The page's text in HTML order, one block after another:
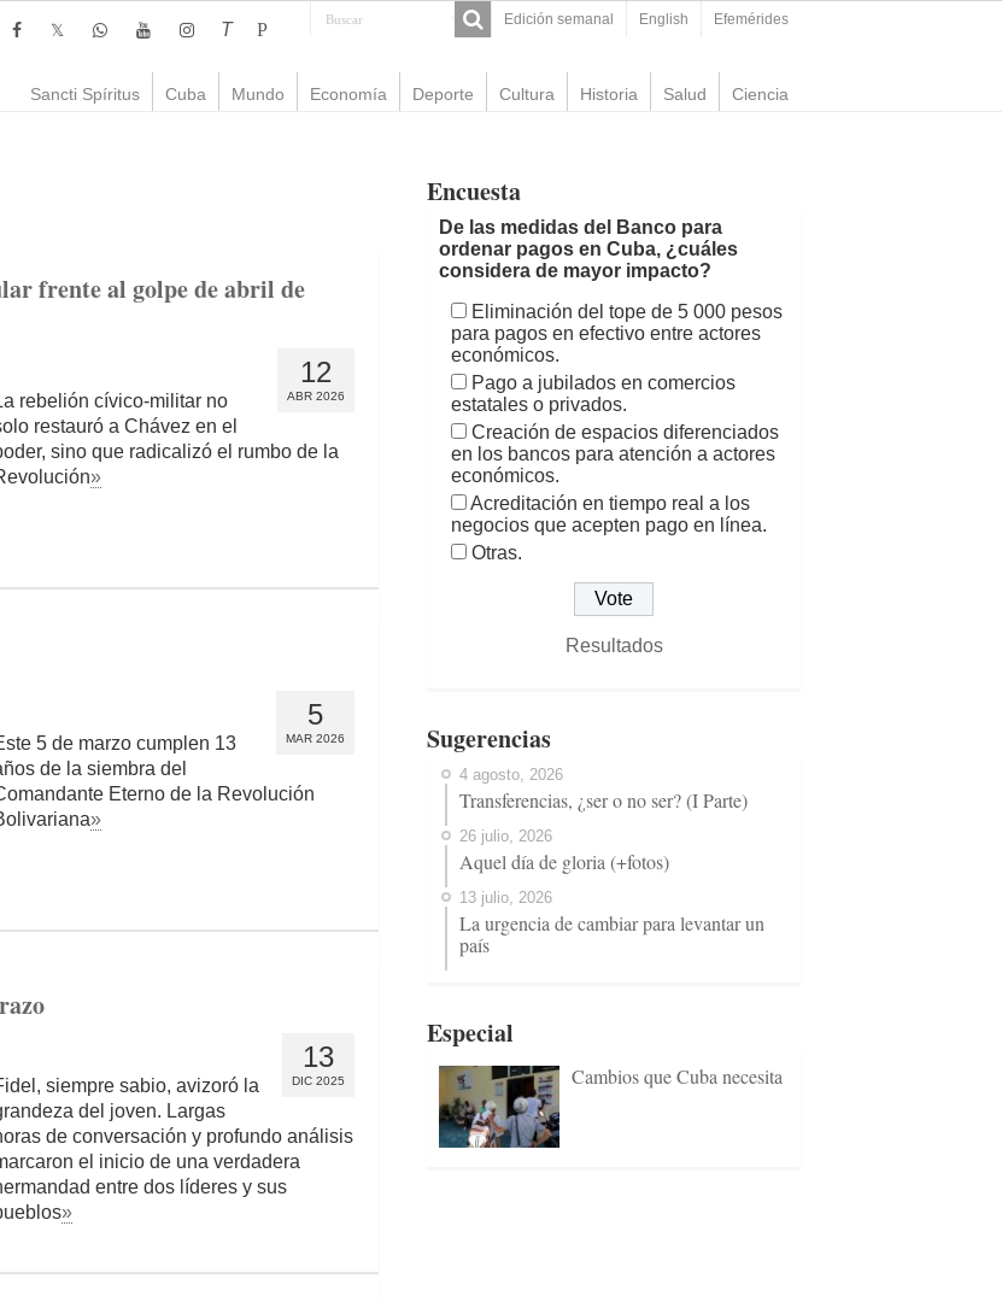
Edición semanal English Efemérides
T P
Sancti Spíritus Cuba Mundo Economía Deporte Cultura Historia Salud Ciencia
frente al golpe de abril de
12
ABR 2026
rebelión cívico-militar no
restauró a Chávez en el
sino que radicalizó el rumbo de la
»
5
MAR 2026
5 de marzo cumplen 13
de la siembra del
Eterno de la Revolución
»
13
DIC 2025
siempre sabio, avizoró la
del joven. Largas
de conversación y profundo análisis
el inicio de una verdadera
entre dos líderes y sus
»
Encuesta
De las medidas del Banco para
ordenar pagos en Cuba, ¿cuáles
considera de mayor impacto?
Eliminación del tope de 5 000 pesos
para pagos en efectivo entre actores
económicos.
Pago a jubilados en comercios
estatales o privados.
Creación de espacios diferenciados
en los bancos para atención a actores
económicos.
Acreditación en tiempo real a los
negocios que acepten pago en línea.
Otras.
Resultados
Sugerencias
4 agosto, 2026
Transferencias, ¿ser o no ser? (I Parte)
26 julio, 2026
Aquel día de gloria (+fotos)
13 julio, 2026
La urgencia de cambiar para levantar un
país
Especial
Cambios que Cuba necesita